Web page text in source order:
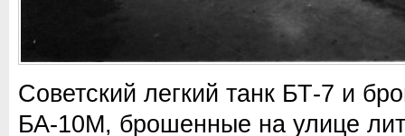
Советский легкий танк БТ-7 и
БА-10М, брошенные на улице